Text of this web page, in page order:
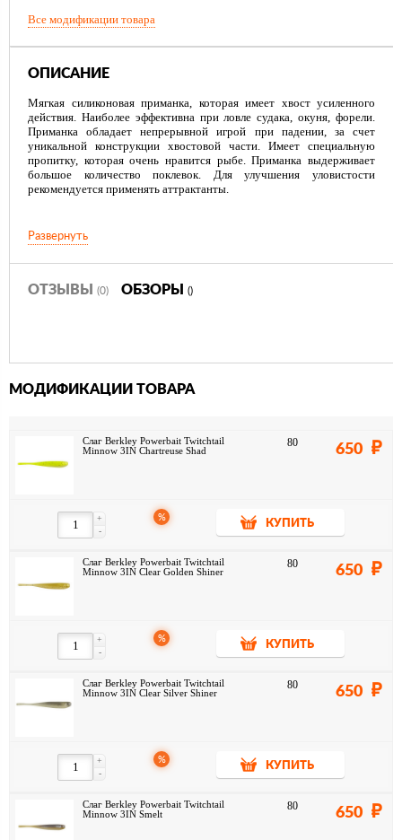
Все модификации товара
ОПИСАНИЕ
Мягкая силиконовая приманка, которая имеет хвост усиленного
действия. Наиболее эффективна при ловле судака, окуня, форели.
Приманка обладает непрерывной игрой при падении, за счет
уникальной конструкции хвостовой части. Имеет специальную
пропитку, которая очень нравится рыбе. Приманка выдерживает
большое количество поклевок. Для улучшения уловистости
рекомендуется применять аттрактанты.
Развернуть
ОТЗЫВЫ (0) ОБЗОРЫ ()
МОДИФИКАЦИИ ТОВАРА
Слаг Berkley Powerbait Twitchtail
Minnow 3IN Chartreuse Shad
80 650
-
+ %
КУПИТЬ
Слаг Berkley Powerbait Twitchtail
Minnow 3IN Clear Golden Shiner
80 650
-
+ %
КУПИТЬ
Слаг Berkley Powerbait Twitchtail
Minnow 3IN Clear Silver Shiner
80 650
-
+ %
КУПИТЬ
Слаг Berkley Powerbait Twitchtail
Minnow 3IN Smelt
80 650